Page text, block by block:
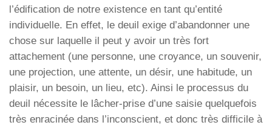
l’édification de notre existence en tant qu’entité
individuelle. En effet, le deuil exige d’abandonner une
chose sur laquelle il peut y avoir un très fort
attachement (une personne, une croyance, un souvenir,
une projection, une attente, un désir, une habitude, un
plaisir, un besoin, un lieu, etc). Ainsi le processus du
deuil nécessite le lâcher-prise d’une saisie quelquefois
très enracinée dans l’inconscient, et donc très difficile à